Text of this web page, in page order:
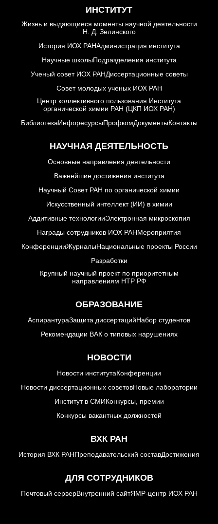
направлениям НТР РФ
Защита диссертаций
Набор студентов
Рекомендации ВАК
о типовых нарушениях
Конференции
диссертационных
Новые лаборатории
Институт в СМИ
должностей
Преподавательский
Почтовый сервер
Внутренний сайт
ИНСТИТУТ
Жизнь и выдающиеся моменты научной деятельности
Н. Д. Зелинского
История ИОХ РАНАдминистрация института
Научные школыПодразделения института
Ученый совет ИОХ РАНДиссертационные советы
Совет молодых ученых ИОХ РАН
Центр коллективного пользования Института
органической химии РАН (ЦКП ИОХ РАН)
БиблиотекаИнфоресурсыПрофкомДокументыКонтакты
НАУЧНАЯ ДЕЯТЕЛЬНОСТЬ
Основные направления деятельности
Важнейшие достижения института
Научный Совет РАН по органической химии
Искусственный интеллект (ИИ) в химии
Аддитивные технологииЭлектронная микроскопия
Награды сотрудников ИОХ РАНМероприятия
КонференцииЖурналыНациональные проекты России
Разработки
Крупный научный проект по приоритетным
направлениям НТР РФ
ОБРАЗОВАНИЕ
АспирантураЗащита диссертацийНабор студентов
Рекомендации ВАК о типовых нарушениях
НОВОСТИ
Новости институтаКонференции
Новости диссертационных советовНовые лаборатории
Институт в СМИКонкурсы, премии
Конкурсы вакантных должностей
ВХК РАН
История ВХК РАНПреподавательский составДостижения
ДЛЯ СОТРУДНИКОВ
Почтовый серверВнутренний сайтЯМР-центр ИОХ РАН